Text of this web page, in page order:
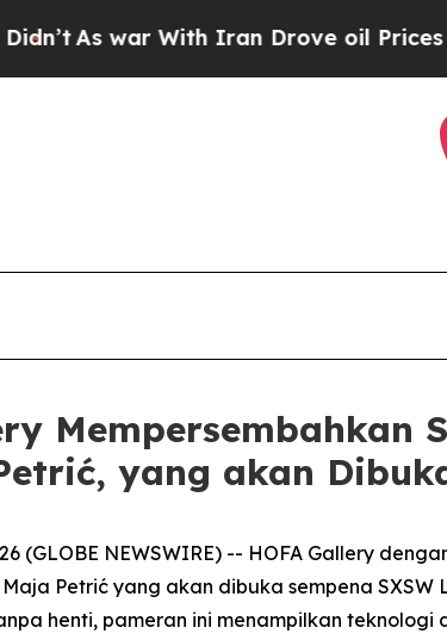
As war With Iran Drove oil Prices
Mempersembahkan
yang akan
(GLOBE NEWSWIRE) -- HOFA Gallery
Petrić yang akan dibuka sempena
henti, pameran ini menampilkan